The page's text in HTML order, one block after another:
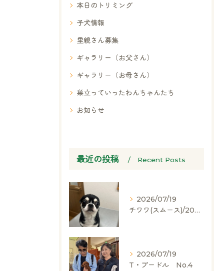
本日のトリミング
子犬情報
里親さん募集
ギャラリー（お父さん）
ギャラリー（お母さん）
巣立っていったわんちゃんたち
お知らせ
最近の投稿 Recent Posts
2026/07/19
チワワ(スムース)/2024.05.06/男の子/60,000(税別)
2026/07/19
T・プードル No.4